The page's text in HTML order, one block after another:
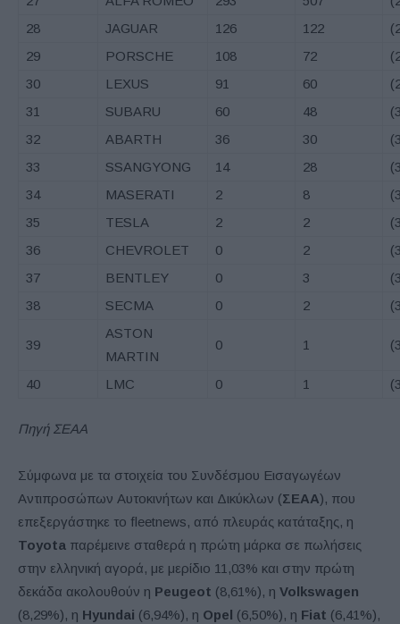
28
JAGUAR 126 122
29
PORSCHE 108 72
30
LEXUS 91 60
31
SUBARU 60 48
32
ABARTH 36 30
33
SSANGYONG 14 28
34
MASERATI 2 8
35
TESLA 2 2
36
CHEVROLET 0 2
37
BENTLEY 0 3
38
SECMA 0 2
39
ASTON
MARTIN
0 1
40 LMC 0 1
Πηγή ΣΕΑΑ
Σύμφωνα με τα στοιχεία του Συνδέσμου Εισαγωγέων
Αντιπροσώπων Αυτοκινήτων και Δικύκλων (ΣΕΑΑ), που
επεξεργάστηκε το fleetnews, από πλευράς κατάταξης, η
Toyota παρέμεινε σταθερά η πρώτη μάρκα σε πωλήσεις
στην ελληνική αγορά, με μερίδιο 11,03% και στην πρώτη
δεκάδα ακολουθούν η Peugeot (8,61%), η Volkswagen
(8,29%), η Hyundai (6,94%), η Opel (6,50%), η Fiat (6,41%),